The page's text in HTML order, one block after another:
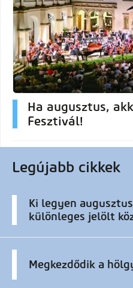
Ha augusztus,
Fesztivál!
Legújabb cikkek
Ki legyen
különleges jelölt
Megkezdődik a